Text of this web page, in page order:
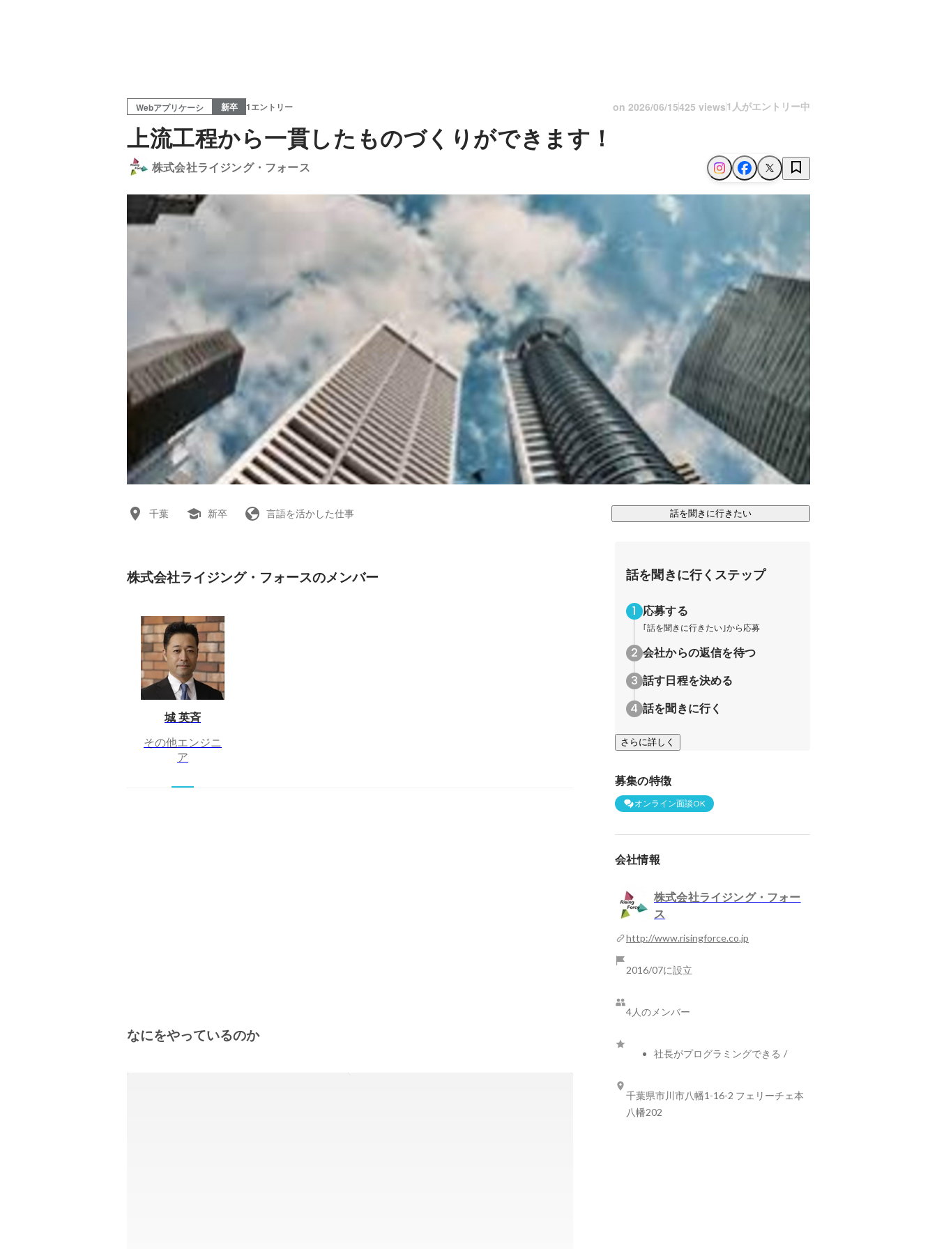
Webアプリケーシ 新卒 1エントリー on 2026/06/15425 views1人がエントリー中
上流工程から一貫したものづくりができます！
株式会社ライジング・フォース
千葉 新卒 言語を活かした仕事 話を聞きに行きたい
株式会社ライジング・フォースのメンバー
城 英斉
その他エンジニ
ア
なにをやっているのか
話を聞きに行くステップ
応募する
｢話を聞きに行きたい｣から応募
会社からの返信を待つ
話す日程を決める
話を聞きに行く
さらに詳しく
募集の特徴
オンライン面談OK
会社情報
株式会社ライジング・フォー
ス
http://www.risingforce.co.jp
2016/07に設立
4人のメンバー
社長がプログラミングできる /
千葉県市川市八幡1-16-2 フェリーチェ本
八幡202